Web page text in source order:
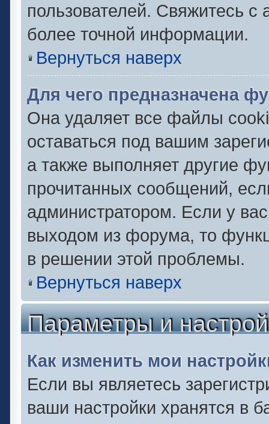
пользователей. Свяжитесь
более точной информации.
Вернуться наверх
Для чего предназначена
Она удаляет все файлы
оставаться под вашим
а также выполняет другие
прочитанных сообщений,
администратором. Если у
выходом из форума, то
в решении этой проблемы.
Вернуться наверх
Параметры и
Как изменить мои
Если вы являетесь
ваши настройки хранятся в